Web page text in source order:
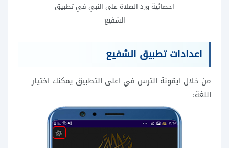
احصائية ورد الصلاة على النبي في تطبيق
الشفيع
اعدادات تطبيق الشفيع
من خلال ايقونة الترس في اعلى التطبيق يمكنك اختيار
اللغة: